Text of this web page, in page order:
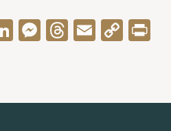
Li
e
M
s
T
a
E
l
C
y